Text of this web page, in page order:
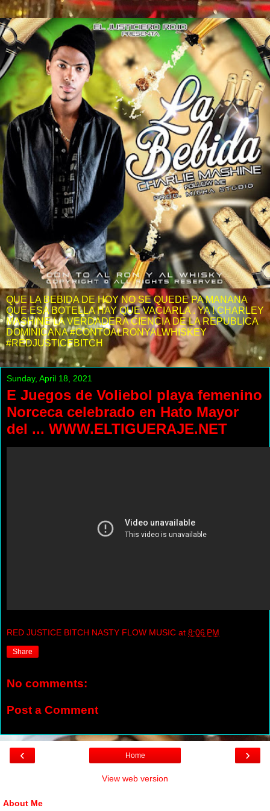
QUE LA BEBIDA DE HOY NO SE QUEDE PA MANANA
QUE ESA BOTELLA HAY QUE VACIARLA . YA ! CHARLEY
MASHINE LA VERDADERA CIENCIA DE LA REPUBLICA
DOMINICANA #CONTOALRONYALWHISKEY
#REDJUSTICEBITCH
Sunday, April 18, 2021
E Juegos de Voliebol playa femenino
Norceca celebrado en Hato Mayor
del ... WWW.ELTIGUERAJE.NET
RED JUSTICE BITCH NASTY FLOW MUSIC at 8:06 PM
Share
No comments:
Post a Comment
‹ ›
Home
View web version
About Me